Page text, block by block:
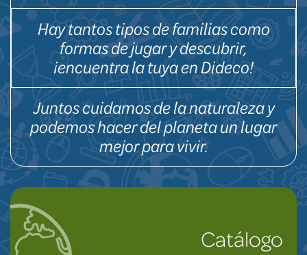
Hay tantos tipos de familias como
formas de jugar y descubrir,
¡encuentra la tuya en Dideco!
Juntos cuidamos de la naturaleza y
podemos hacer del planeta un lugar
mejor para vivir.
Catálogo